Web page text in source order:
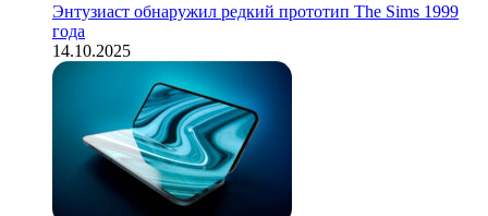
Энтузиаст обнаружил редкий прототип The Sims 1999
года
14.10.2025